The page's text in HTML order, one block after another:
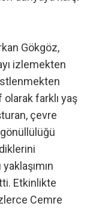
Gökgöz,
izlemekten
farklı yaş
çevre
Etkinlikte
Cemre